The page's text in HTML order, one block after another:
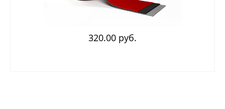
320.00 руб.